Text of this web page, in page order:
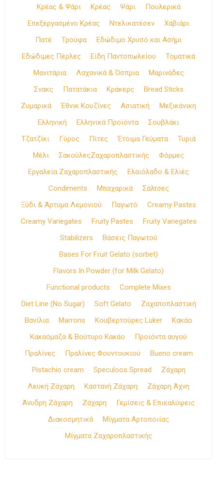
Κρέας & Ψάρι
Κρέας Ψάρι
Πουλερικά
Επεξεργασμένο Κρέας
Ντελικατέσεν
Χαβιάρι
Πατέ
Τρούφα
Εδώδιμο Χρυσό και Ασήμι
Εδώδιμες Πέρλες
Είδη Παντοπωλείου
Τοματικά
Μανιτάρια
Λαχανικά & Όσπρια
Μαρινάδες
Σνακς
Πατατάκια Κράκερς
Bread Sticks
Ζυμαρικά
Έθνικ Κουζίνες Ασιατική
Μεξικάνικη
Ελληνική
Ελληνικά Προϊόντα
Σουβλάκι
Τζατζίκι
Γύρος Πίτες Έτοιμα Γεύματα
Τυριά
Μέλι
ΣακούλεςΖαχαροπλαστικής
Φόρμες
Εργαλεία Ζαχαροπλαστικής
Ελαιόλαδο & Ελιές
Condiments
Μπαχαρικά
Σάλτσες
Ξύδι & Άρτυμα Λεμονιού
Παγωτό
Creamy Pastes
Creamy Variegates
Fruity Pastes
Fruity Variegates
Stabilizers
Βάσεις Παγωτού
Bases For Fruit Gelato (sorbet)
Flavors In Powder (for Milk Gelato)
Functional products
Complete Mixes
Diet Line (No Sugar)
Soft Gelato
Ζαχαποπλαστική
Βανίλια
Marrons Κουβερτούρες Luker
Κακάο
Κακαόμαζα & Βούτυρο Κακάο
Προϊόντα αυγού
Πραλίνες
Πραλίνες Φουντουκιού
Bueno cream
Pistachio cream
Speculoos Spread
Ζάχαρη
Λευκή Ζάχαρη
Καστανή Ζάχαρη
Ζάχαρη Άχνη
Άνυδρη Ζάχαρη
Ζάχαρη
Γεμίσεις & Επικαλύψεις
Διακοσμητικά
Μίγματα Αρτοποιίας
Μίγματα Ζαχαροπλαστικής